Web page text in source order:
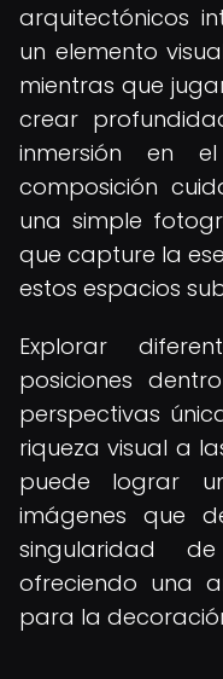
arquitectónicos
un elemento
mientras que
crear
inmersión en
composición
una simple
que capture la
estos espacios
Explorar
posiciones
perspectivas
riqueza visual a
puede lograr
imágenes que
singularidad
ofreciendo una
para la